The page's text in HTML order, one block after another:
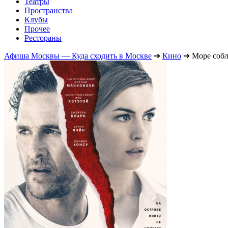
Пространства
Клубы
Прочее
Рестораны
Афиша Москвы — Куда сходить в Москве ➔ Кино ➔ Море